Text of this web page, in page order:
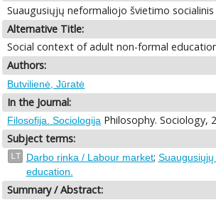
Suaugusiųjų neformaliojo švietimo
Alternative Title:
Social context of adult non-formal
Authors:
Butvilienė, Jūratė
In the Journal:
Filosofija. Sociologija Philosophy. Sociology,
Subject terms:
LT Darbo rinka / Labour market;
education.
Summary / Abstract: